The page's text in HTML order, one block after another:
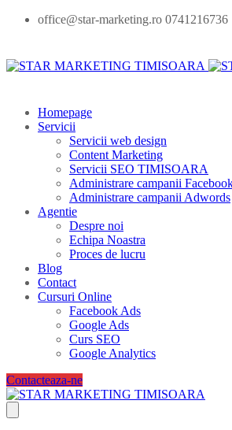
office@star-marketing.ro 0741216736
Homepage
Servicii
Servicii web design
Content Marketing
Servicii SEO TIMISOARA
Administrare campanii
Administrare campanii Adwords
Agentie
Despre noi
Echipa Noastra
Proces de lucru
Blog
Contact
Cursuri Online
Facebook Ads
Google Ads
Curs SEO
Google Analytics
Contacteaza-ne